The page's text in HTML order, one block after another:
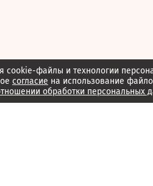
cookie-файлы и технологии
согласие на использование
обработки персональных